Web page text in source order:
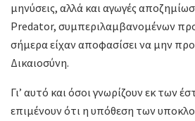
μηνύσεις, αλλά και αγωγές
Predator, συμπεριλαμβανομένων
σήμερα είχαν αποφασίσει να μην
Δικαιοσύνη.
Γι’ αυτό και όσοι γνωρίζουν εκ των
επιμένουν ότι η υπόθεση των